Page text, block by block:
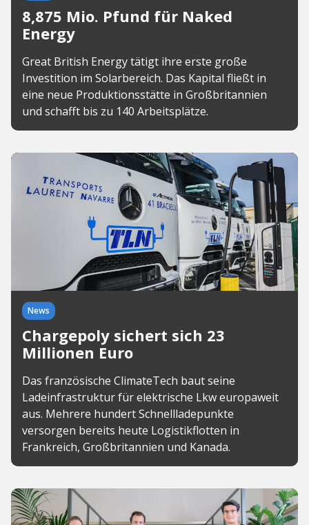
8,875 Mio. Pfund für Naked
Energy
Great British Energy tätigt ihre erste große
Investition im Solarbereich. Das Kapital fließt in
eine neue Produktionsstätte in Großbritannien
und schafft bis zu 140 Arbeitsplätze.
News
Chargepoly sichert sich 23
Millionen Euro
Das französische ClimateTech baut seine
Ladeinfrastruktur für elektrische Lkw europaweit
aus. Mehrere hundert Schnellladepunkte
versorgen bereits heute Logistikflotten in
Frankreich, Großbritannien und Kanada.